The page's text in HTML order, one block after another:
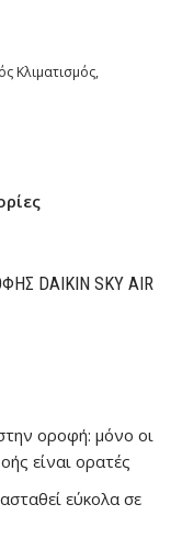
Κλιματισμός,
DAIKIN SKY AIR
οροφή: μόνο οι
είναι ορατές
εύκολα σε